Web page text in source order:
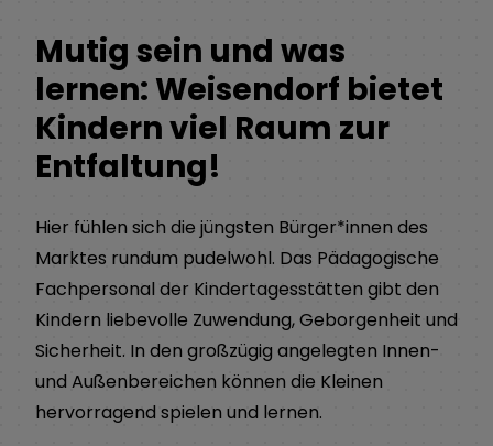
Mutig sein und was
lernen: Weisendorf bietet
Kindern viel Raum zur
Entfaltung!
Hier fühlen sich die jüngsten Bürger*innen des
Marktes rundum pudelwohl. Das Pädagogische
Fachpersonal der Kindertagesstätten gibt den
Kindern liebevolle Zuwendung, Geborgenheit und
Sicherheit. In den großzügig angelegten Innen-
und Außenbereichen können die Kleinen
hervorragend spielen und lernen.